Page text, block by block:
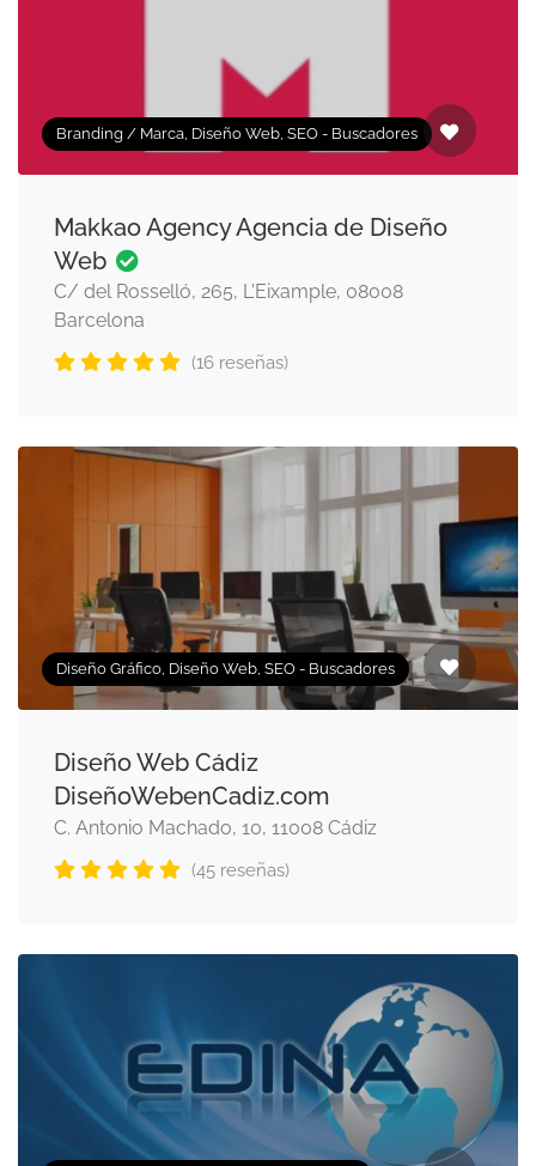
Branding / Marca, Diseño Web, SEO - Buscadores
Makkao Agency Agencia de Diseño
Web
C/ del Rosselló, 265, L'Eixample, 08008
Barcelona
(16 reseñas)
Diseño Gráfico, Diseño Web, SEO - Buscadores
Diseño Web Cádiz
DiseñoWebenCadiz.com
C. Antonio Machado, 10, 11008 Cádiz
(45 reseñas)